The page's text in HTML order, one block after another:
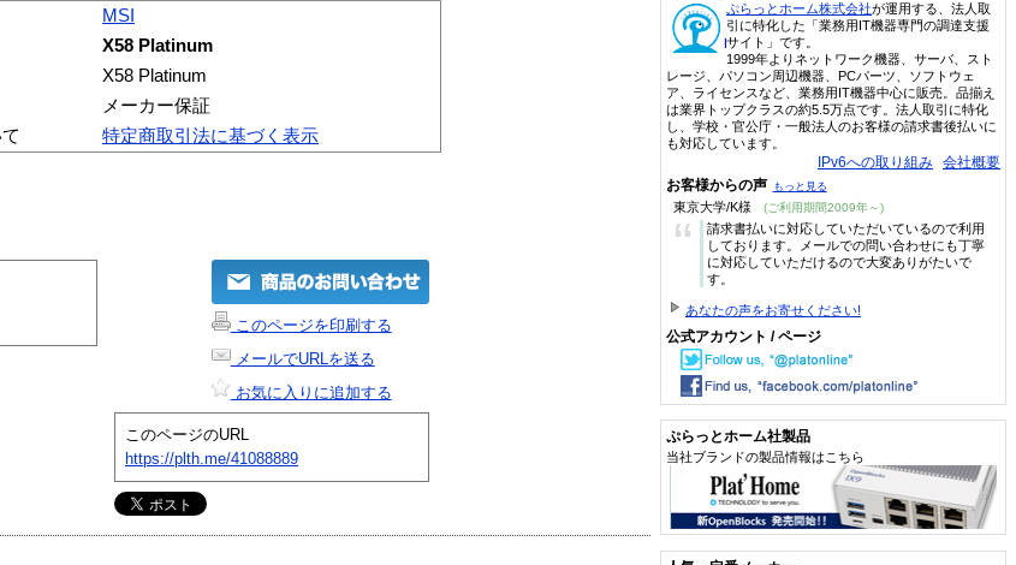
MSI
X58 Platinum
X58 Platinum
メーカー保証
特定商取引法に基づく表示
このページを印刷する
メールでURLを送る
お気に入りに追加する
このページのURL
https://plth.me/41088889
ぷらっとホーム株式会社が運用する、法人取
引に特化した「業務用IT機器専門の調達支援
サイト」です。
1999年よりネットワーク機器、サーバ、スト
レージ、パソコン周辺機器、PCパーツ、ソフトウェ
ア、ライセンスなど、業務用IT機器中心に販売。品揃え
は業界トップクラスの約5.5万点です。法人取引に特化
し、学校・官公庁・一般法人のお客様の請求書後払いに
も対応しています。
IPv6への取り組み 会社概要
お客様からの声 もっと見る
東京大学/K様 (ご利用期間2009年～)
“
請求書払いに対応していただいているので利用
しております。メールでの問い合わせにも丁寧
に対応していただけるので大変ありがたいで
す。
あなたの声をお寄せください!
公式アカウント / ページ
ぷらっとホーム社製品
当社ブランドの製品情報はこちら